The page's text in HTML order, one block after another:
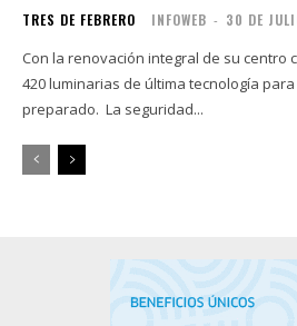
TRES DE FEBRERO INFOWEB - 30 DE
Con la renovación integral de su centro
420 luminarias de última tecnología
preparado. La seguridad...